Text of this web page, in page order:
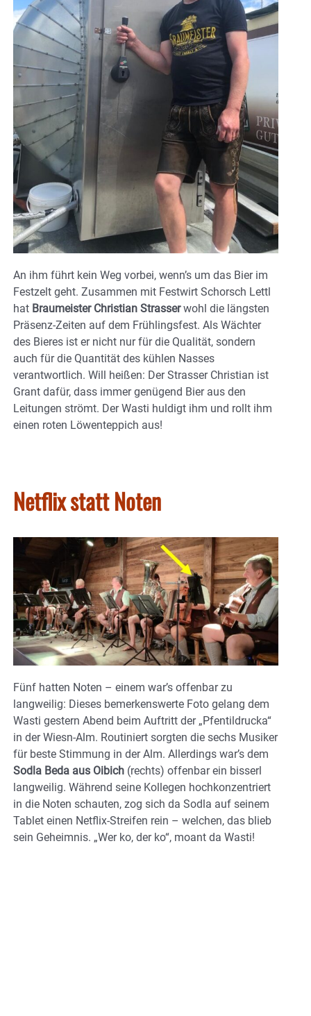
An ihm führt kein Weg vorbei, wenn’s um das Bier im
Festzelt geht. Zusammen mit Festwirt Schorsch Lettl
hat Braumeister Christian Strasserwohl die längsten
Präsenz-Zeiten auf dem Frühlingsfest. Als Wächter
des Bieres ist er nicht nur für die Qualität, sondern
auch für die Quantität des kühlen Nasses
verantwortlich. Will heißen: Der Strasser Christian ist
Grant dafür, dass immer genügend Bier aus den
Leitungen strömt. Der Wasti huldigt ihm und rollt ihm
einen roten Löwenteppich aus!
Netflix statt Noten
Fünf hatten Noten – einem war’s offenbar zu
langweilig: Dieses bemerkenswerte Foto gelang dem
Wasti gestern Abend beim Auftritt der „Pfentildrucka“
in der Wiesn-Alm. Routiniert sorgten die sechs Musiker
für beste Stimmung in der Alm. Allerdings war’s dem
Sodla Beda aus Oibich (rechts) offenbar ein bisserl
langweilig. Während seine Kollegen hochkonzentriert
in die Noten schauten, zog sich da Sodla auf seinem
Tablet einen Netflix-Streifen rein – welchen, das blieb
sein Geheimnis. „Wer ko, der ko“, moant da Wasti!